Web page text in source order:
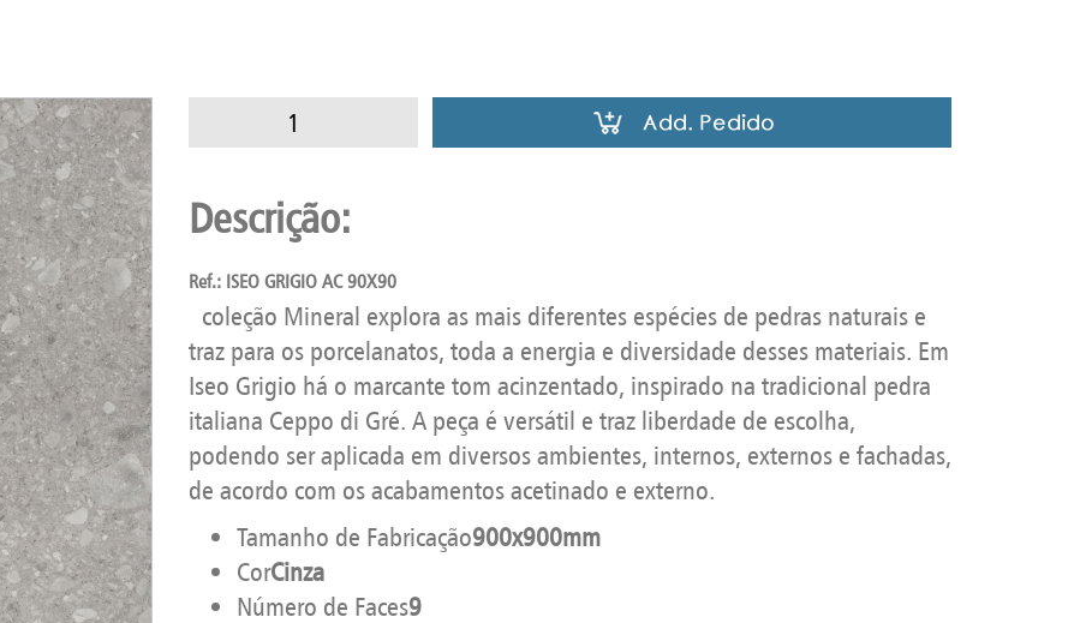
Descrição:
Ref.: ISEO GRIGIO AC 90X90
coleção Mineral explora as mais diferentes espécies de pedras naturais e
traz para os porcelanatos, toda a energia e diversidade desses materiais. Em
Iseo Grigio há o marcante tom acinzentado, inspirado na tradicional pedra
italiana Ceppo di Gré. A peça é versátil e traz liberdade de escolha,
podendo ser aplicada em diversos ambientes, internos, externos e fachadas,
de acordo com os acabamentos acetinado e externo.
Tamanho de Fabricação900x900mm
CorCinza
Número de Faces9